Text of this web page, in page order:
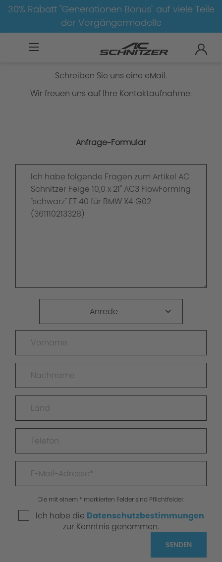
30% Rabatt "Generationen Bonus" auf viele Teile
der Vorgängermodelle
Anfrage-Formular
Schreiben Sie uns eine eMail.
Wir freuen uns auf Ihre Kontaktaufnahme.
Anfrage-Formular
Anrede
Die mit einem * markierten Felder sind Pflichtfelder.
Ich habe die Datenschutzbestimmungen
zur Kenntnis genommen.
SENDEN